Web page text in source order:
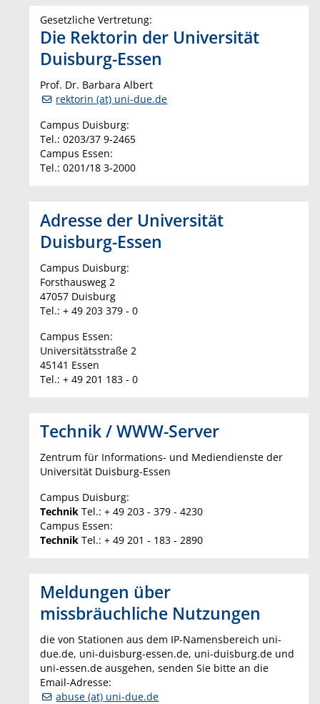
Gesetzliche Vertretung:
Die Rektorin der Universität
Duisburg-Essen
Prof. Dr. Barbara Albert
rektorin (at) uni-due.de
Campus Duisburg:
Tel.: 0203/37 9-2465
Campus Essen:
Tel.: 0201/18 3-2000
Adresse der Universität
Duisburg-Essen
Campus Duisburg:
Forsthausweg 2
47057 Duisburg
Tel.: + 49 203 379 - 0
Campus Essen:
Universitätsstraße 2
45141 Essen
Tel.: + 49 201 183 - 0
Technik / WWW-Server
Zentrum für Informations- und Mediendienste der
Universität Duisburg-Essen
Campus Duisburg:
Technik Tel.: + 49 203 - 379 - 4230
Campus Essen:
Technik Tel.: + 49 201 - 183 - 2890
Meldungen über
missbräuchliche Nutzungen
die von Stationen aus dem IP-Namensbereich uni-
due.de, uni-duisburg-essen.de, uni-duisburg.de und
uni-essen.de ausgehen, senden Sie bitte an die
Email-Adresse:
abuse (at) uni-due.de